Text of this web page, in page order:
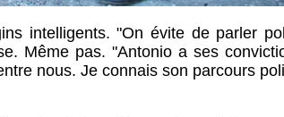
intelligents. "On évite de parler
Même pas. "Antonio a ses
nous. Je connais son parcours